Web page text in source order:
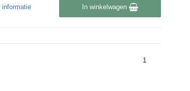
In winkelwagen
informatie
1